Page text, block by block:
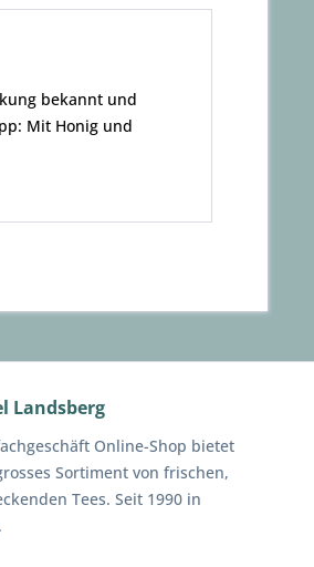
bekannt und
Mit Honig und
Landsberg
Online-Shop bietet
Sortiment von frischen,
Tees. Seit 1990 in